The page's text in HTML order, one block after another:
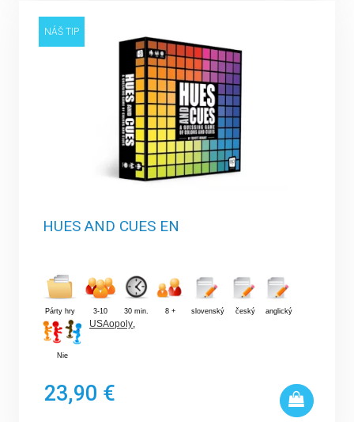
NÁŠ TIP
HUES AND CUES EN
Párty hry 3-10 30 min. 8 + slovenský český anglický
Nie
USAopoly,
23,90 €